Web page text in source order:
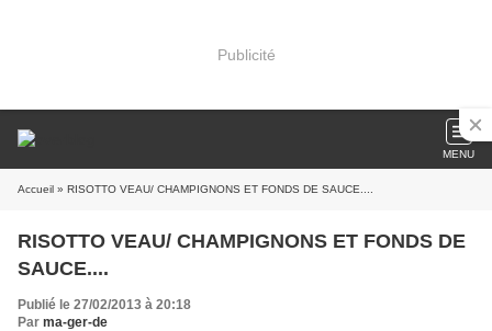
Publicité
MENU
Accueil » RISOTTO VEAU/ CHAMPIGNONS ET FONDS DE SAUCE....
RISOTTO VEAU/ CHAMPIGNONS ET FONDS DE
SAUCE....
Publié le 27/02/2013 à 20:18
Par ma-ger-de